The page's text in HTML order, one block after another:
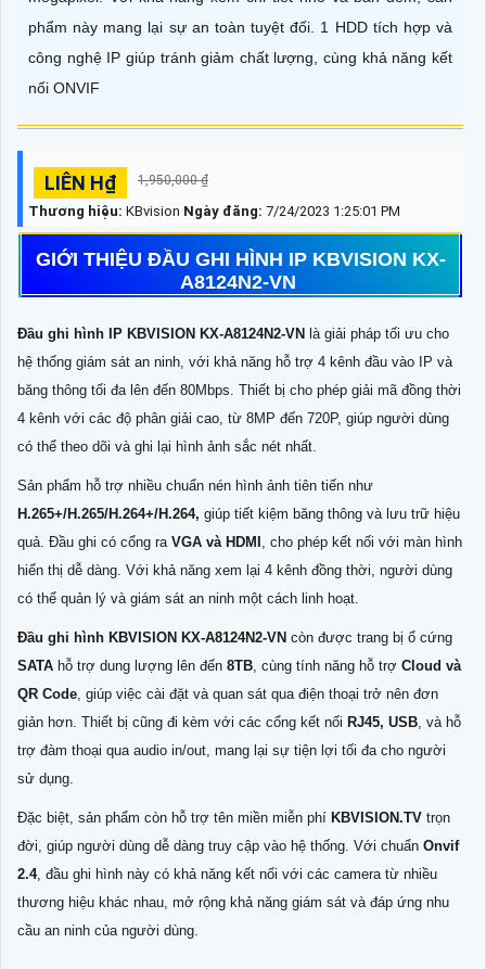
phẩm này mang lại sự an toàn tuyệt đối. 1 HDD tích hợp và
công nghệ IP giúp tránh giảm chất lượng, cùng khả năng kết
nối ONVIF
LIÊN H₫ 1,950,000 ₫
Thương hiệu: KBvision Ngày đăng: 7/24/2023 1:25:01 PM
GIỚI THIỆU ĐẦU GHI HÌNH IP KBVISION KX-
A8124N2-VN
Đầu ghi hình IP KBVISION KX-A8124N2-VN là giải pháp tối ưu cho
hệ thống giám sát an ninh, với khả năng hỗ trợ 4 kênh đầu vào IP và
băng thông tối đa lên đến 80Mbps. Thiết bị cho phép giải mã đồng thời
4 kênh với các độ phân giải cao, từ 8MP đến 720P, giúp người dùng
có thể theo dõi và ghi lại hình ảnh sắc nét nhất.
Sản phẩm hỗ trợ nhiều chuẩn nén hình ảnh tiên tiến như
H.265+/H.265/H.264+/H.264, giúp tiết kiệm băng thông và lưu trữ hiệu
quả. Đầu ghi có cổng ra VGA và HDMI , cho phép kết nối với màn hình
hiển thị dễ dàng. Với khả năng xem lại 4 kênh đồng thời, người dùng
có thể quản lý và giám sát an ninh một cách linh hoạt.
Đầu ghi hình KBVISION KX-A8124N2-VN còn được trang bị ổ cứng
SATA hỗ trợ dung lượng lên đến 8TB, cùng tính năng hỗ trợ Cloud và
QR Code, giúp việc cài đặt và quan sát qua điện thoại trở nên đơn
giản hơn. Thiết bị cũng đi kèm với các cổng kết nối RJ45, USB, và hỗ
trợ đàm thoại qua audio in/out, mang lại sự tiện lợi tối đa cho người
sử dụng.
Đặc biệt, sản phẩm còn hỗ trợ tên miền miễn phí KBVISION.TV trọn
đời, giúp người dùng dễ dàng truy cập vào hệ thống. Với chuẩn Onvif
2.4, đầu ghi hình này có khả năng kết nối với các camera từ nhiều
thương hiệu khác nhau, mở rộng khả năng giám sát và đáp ứng nhu
cầu an ninh của người dùng.